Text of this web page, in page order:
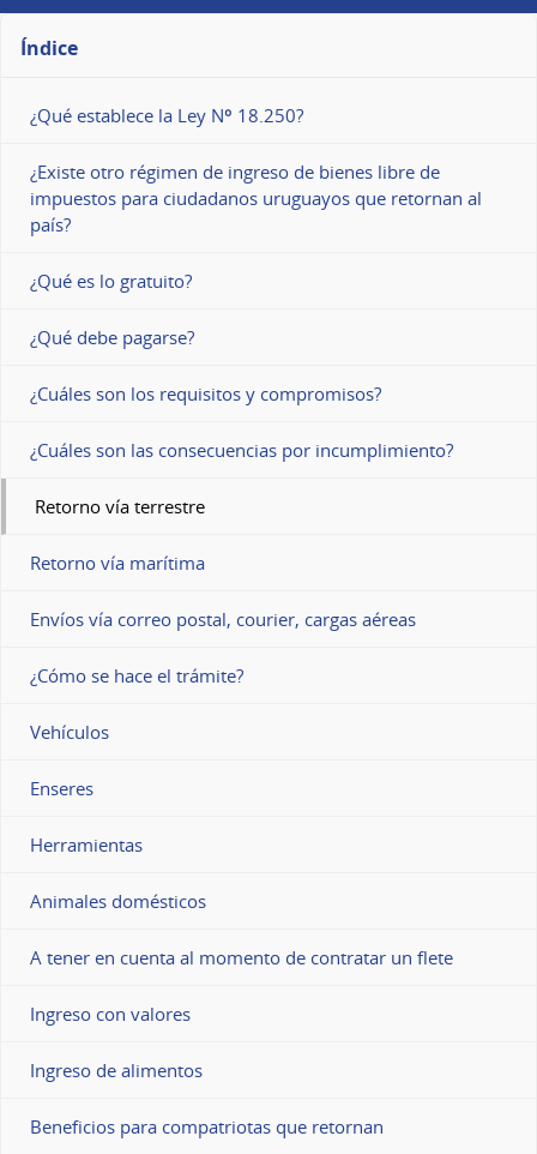
Índice
¿Qué establece la Ley Nº 18.250?
¿Existe otro régimen de ingreso de bienes libre de
impuestos para ciudadanos uruguayos que retornan al
país?
¿Qué es lo gratuito?
¿Qué debe pagarse?
¿Cuáles son los requisitos y compromisos?
¿Cuáles son las consecuencias por incumplimiento?
Retorno vía terrestre
Retorno vía marítima
Envíos vía correo postal, courier, cargas aéreas
¿Cómo se hace el trámite?
Vehículos
Enseres
Herramientas
Animales domésticos
A tener en cuenta al momento de contratar un flete
Ingreso con valores
Ingreso de alimentos
Beneficios para compatriotas que retornan